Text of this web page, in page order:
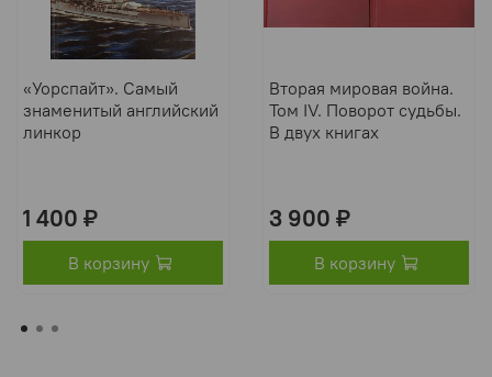
«Уорспайт». Самый
знаменитый английский
линкор
1 400 ₽
В корзину
Вторая мировая война.
Том IV. Поворот судьбы.
В двух книгах
3 900 ₽
В корзину